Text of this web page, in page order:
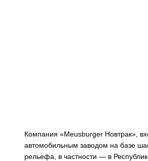
Компания «Meusburger Новтрак»,
автомобильным заводом на базе
рельефа, в частности — в